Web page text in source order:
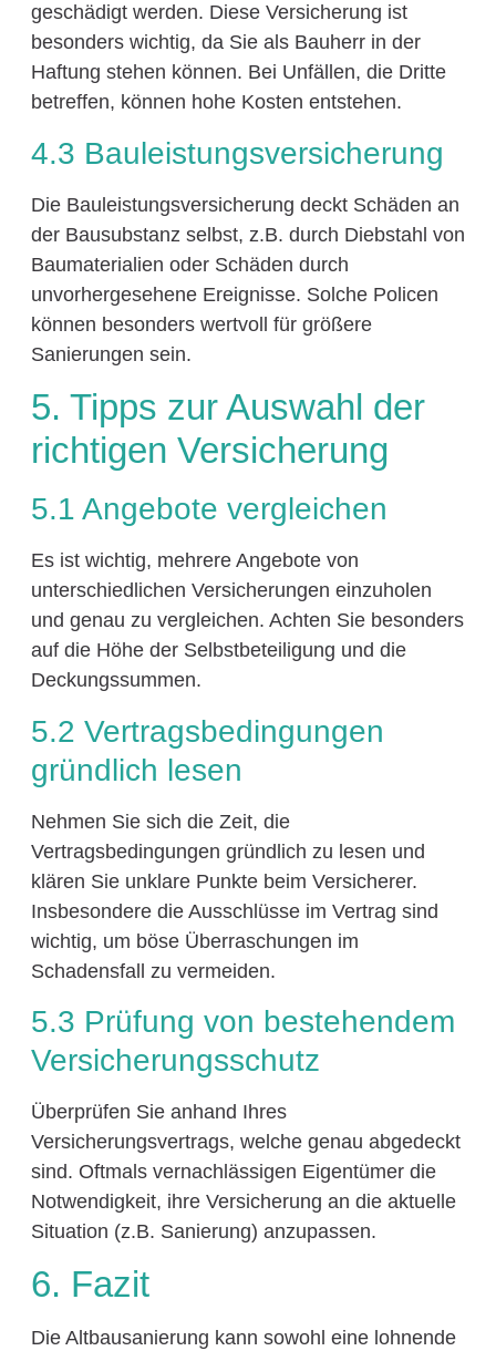
geschädigt werden. Diese Versicherung ist
besonders wichtig, da Sie als Bauherr in der
Haftung stehen können. Bei Unfällen, die Dritte
betreffen, können hohe Kosten entstehen.
4.3 Bauleistungsversicherung
Die Bauleistungsversicherung deckt Schäden an
der Bausubstanz selbst, z.B. durch Diebstahl von
Baumaterialien oder Schäden durch
unvorhergesehene Ereignisse. Solche Policen
können besonders wertvoll für größere
Sanierungen sein.
5. Tipps zur Auswahl der
richtigen Versicherung
5.1 Angebote vergleichen
Es ist wichtig, mehrere Angebote von
unterschiedlichen Versicherungen einzuholen
und genau zu vergleichen. Achten Sie besonders
auf die Höhe der Selbstbeteiligung und die
Deckungssummen.
5.2 Vertragsbedingungen
gründlich lesen
Nehmen Sie sich die Zeit, die
Vertragsbedingungen gründlich zu lesen und
klären Sie unklare Punkte beim Versicherer.
Insbesondere die Ausschlüsse im Vertrag sind
wichtig, um böse Überraschungen im
Schadensfall zu vermeiden.
5.3 Prüfung von bestehendem
Versicherungsschutz
Überprüfen Sie anhand Ihres
Versicherungsvertrags, welche genau abgedeckt
sind. Oftmals vernachlässigen Eigentümer die
Notwendigkeit, ihre Versicherung an die aktuelle
Situation (z.B. Sanierung) anzupassen.
6. Fazit
Die Altbausanierung kann sowohl eine lohnende